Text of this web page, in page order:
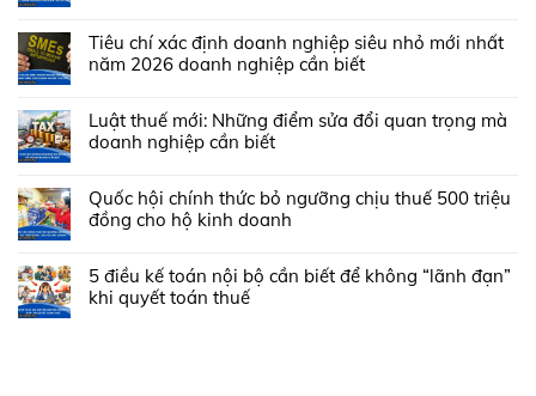
Tiêu chí xác định doanh nghiệp siêu nhỏ mới nhất
năm 2026 doanh nghiệp cần biết
Luật thuế mới: Những điểm sửa đổi quan trọng mà
doanh nghiệp cần biết
Quốc hội chính thức bỏ ngưỡng chịu thuế 500 triệu
đồng cho hộ kinh doanh
5 điều kế toán nội bộ cần biết để không “lãnh đạn”
khi quyết toán thuế